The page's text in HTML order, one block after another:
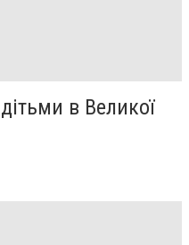
в Великої